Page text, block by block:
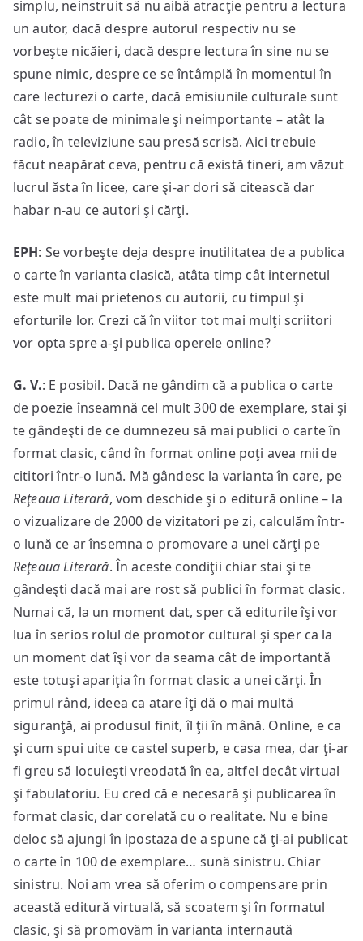
simplu, neinstruit să nu aibă atracţie pentru a lectura
un autor, dacă despre autorul respectiv nu se
vorbeşte nicăieri, dacă despre lectura în sine nu se
spune nimic, despre ce se întâmplă în momentul în
care lecturezi o carte, dacă emisiunile culturale sunt
cât se poate de minimale şi neimportante – atât la
radio, în televiziune sau presă scrisă. Aici trebuie
făcut neapărat ceva, pentru că există tineri, am văzut
lucrul ăsta în licee, care şi-ar dori să citească dar
habar n-au ce autori şi cărţi.
EPH: Se vorbeşte deja despre inutilitatea de a publica
o carte în varianta clasică, atâta timp cât internetul
este mult mai prietenos cu autorii, cu timpul şi
eforturile lor. Crezi că în viitor tot mai mulţi scriitori
vor opta spre a-şi publica operele online?
G. V.: E posibil. Dacă ne gândim că a publica o carte
de poezie înseamnă cel mult 300 de exemplare, stai şi
te gândeşti de ce dumnezeu să mai publici o carte în
format clasic, când în format online poţi avea mii de
cititori într-o lună. Mă gândesc la varianta în care, pe
Reţeaua Literară, vom deschide şi o editură online – la
o vizualizare de 2000 de vizitatori pe zi, calculăm într-
o lună ce ar însemna o promovare a unei cărţi pe
Reţeaua Literară. În aceste condiţii chiar stai şi te
gândeşti dacă mai are rost să publici în format clasic.
Numai că, la un moment dat, sper că editurile îşi vor
lua în serios rolul de promotor cultural şi sper ca la
un moment dat îşi vor da seama cât de importantă
este totuşi apariţia în format clasic a unei cărţi. În
primul rând, ideea ca atare îţi dă o mai multă
siguranţă, ai produsul finit, îl ţii în mână. Online, e ca
şi cum spui uite ce castel superb, e casa mea, dar ţi-ar
fi greu să locuieşti vreodată în ea, altfel decât virtual
şi fabulatoriu. Eu cred că e necesară şi publicarea în
format clasic, dar corelată cu o realitate. Nu e bine
deloc să ajungi în ipostaza de a spune că ţi-ai publicat
o carte în 100 de exemplare… sună sinistru. Chiar
sinistru. Noi am vrea să oferim o compensare prin
această editură virtuală, să scoatem şi în formatul
clasic, şi să promovăm în varianta internaută